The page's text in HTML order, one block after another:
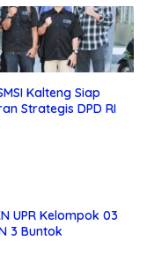
Kalteng Siap
Strategis DPD RI
UPR Kelompok 03
3 Buntok